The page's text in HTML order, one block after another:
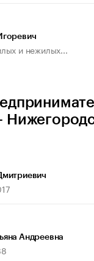
и нежилых...
Андреевна